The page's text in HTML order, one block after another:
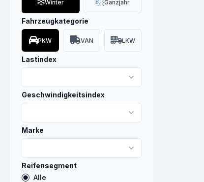
Winter Ganzjahr
Fahrzeugkategorie
PKW VAN LKW
Lastindex
Geschwindigkeitsindex
Marke
Reifensegment
Alle